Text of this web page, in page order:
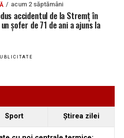
ca sursă
pe Social Media
acum 2 săptămâni
accidentul de la Stremț în
șofer de 71 de ani a ajuns la
Sport Ştirea zilei